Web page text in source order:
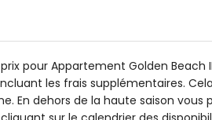
de lagon mesurant 20m x 8m
prix pour Appartement Golden
les frais supplémentaires.
En dehors de la haute saison